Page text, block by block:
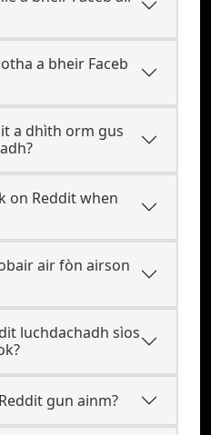
a bheir Faceb
a dhìth orm gus
on Reddit when
air fòn airson
luchdachadh sìos
gun ainm?